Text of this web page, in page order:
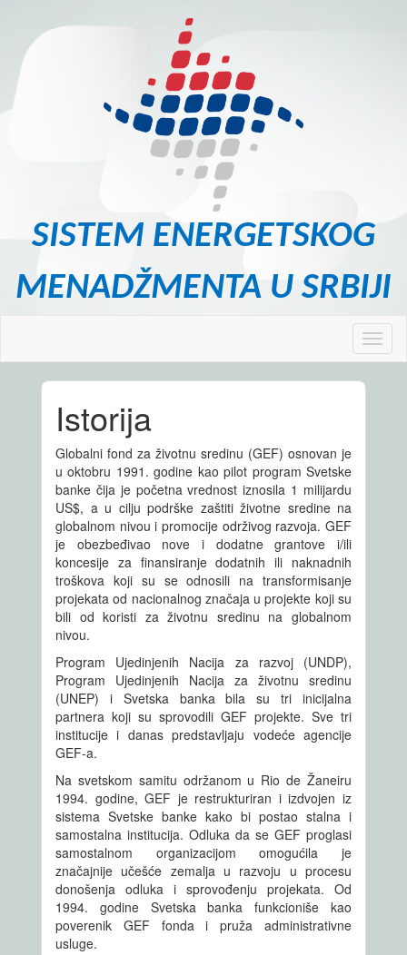
SISTEM ENERGETSKOG
MENADŽMENTA U SRBIJI
Istorija
Globalni fond za životnu sredinu (GEF) osnovan je
u oktobru 1991. godine kao pilot program Svetske
banke čija je početna vrednost iznosila 1 milijardu
US$, a u cilju podrške zaštiti životne sredine na
globalnom nivou i promocije održivog razvoja. GEF
je obezbeđivao nove i dodatne grantove i/ili
koncesije za finansiranje dodatnih ili naknadnih
troškova koji su se odnosili na transformisanje
projekata od nacionalnog značaja u projekte koji su
bili od koristi za životnu sredinu na globalnom
nivou.
Program Ujedinjenih Nacija za razvoj (UNDP),
Program Ujedinjenih Nacija za životnu sredinu
(UNEP) i Svetska banka bila su tri inicijalna
partnera koji su sprovodili GEF projekte. Sve tri
institucije i danas predstavljaju vodeće agencije
GEF-a.
Na svetskom samitu održanom u Rio de Žaneiru
1994. godine, GEF je restrukturiran i izdvojen iz
sistema Svetske banke kako bi postao stalna i
samostalna institucija. Odluka da se GEF proglasi
samostalnom organizacijom omogućila je
značajnije učešće zemalja u razvoju u procesu
donošenja odluka i sprovođenju projekata. Od
1994. godine Svetska banka funkcioniše kao
poverenik GEF fonda i pruža administrativne
usluge.